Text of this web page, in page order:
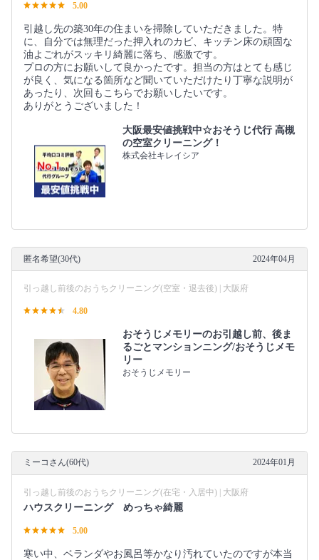
5.00
引越し先の築30年の住まいを掃除していただきました。特
に、自分では無理だった押入れのカビ、キッチン床の頑固な
油よごれがスッキリ綺麗に落ち、感激です。
プロの方にお願いして良かったです。担当の方はとても感じ
が良く、気になる箇所など聞いていただけたり丁寧な説明が
あったり、次回もこちらでお願いしたいです。
ありがとうございました！
大阪最安値挑戦中☆おそうじ代行 高槻
の空室クリーニング！
株式会社キレイシア
匿名希望(30代) 2024年04月
引っ越し前後のおうちクリーニング(空室・退去後) | 大阪府
4.80
おそうじメモリーのお引越し前、後ま
るごとマンションニング/おそうじメモ
リー
おそうじメモリー
ミーコさん(60代) 2024年01月
引っ越し前後のおうちクリーニング(在宅・入居中) | 大阪府
ハウスクリーニング めっちゃ綺麗
5.00
寒い中、ベランダやお風呂等かなり汚れていたのですが本当